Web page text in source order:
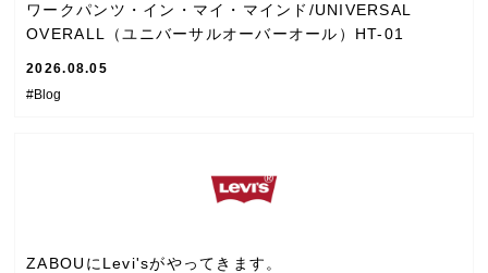
ワークパンツ・イン・マイ・マインド/UNIVERSAL
OVERALL（ユニバーサルオーバーオール）HT-01
2026.08.05
#Blog
ZABOUにLevi'sがやってきます。